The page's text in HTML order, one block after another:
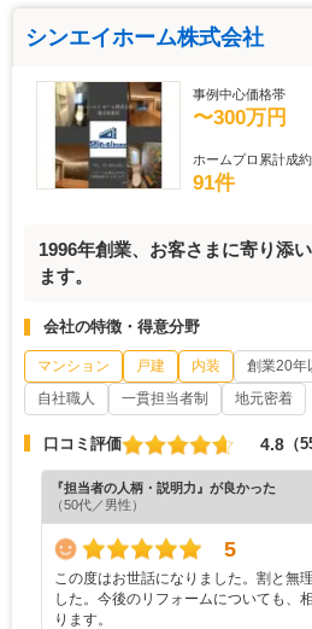
シンエイホーム株式会社
事例中心価格帯
〜300万円
ホームプロ累計成
91件
1996年創業、お客さまに寄り添
ます。
会社の特徴・得意分野
マンション 戸建 内装 創業20年
自社職人
一貫担当者制 地元密着
口コミ評価 4.8 （
『担当者の人柄・説明力』が良かった
（50代／男性）
5
この度はお世話になりました。割と無
した。今後のリフォームについても、
ります。